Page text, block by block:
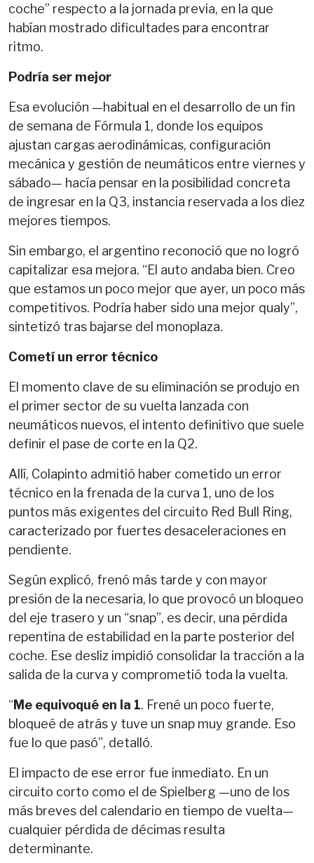
coche” respecto a la jornada previa, en la que
habían mostrado dificultades para encontrar
ritmo.
Podría ser mejor
Esa evolución —habitual en el desarrollo de un fin
de semana de Fórmula 1, donde los equipos
ajustan cargas aerodinámicas, configuración
mecánica y gestión de neumáticos entre viernes y
sábado— hacía pensar en la posibilidad concreta
de ingresar en la Q3, instancia reservada a los diez
mejores tiempos.
Sin embargo, el argentino reconoció que no logró
capitalizar esa mejora. “El auto andaba bien. Creo
que estamos un poco mejor que ayer, un poco más
competitivos. Podría haber sido una mejor qualy”,
sintetizó tras bajarse del monoplaza.
Cometí un error técnico
El momento clave de su eliminación se produjo en
el primer sector de su vuelta lanzada con
neumáticos nuevos, el intento definitivo que suele
definir el pase de corte en la Q2.
Allí, Colapinto admitió haber cometido un error
técnico en la frenada de la curva 1, uno de los
puntos más exigentes del circuito Red Bull Ring,
caracterizado por fuertes desaceleraciones en
pendiente.
Según explicó, frenó más tarde y con mayor
presión de la necesaria, lo que provocó un bloqueo
del eje trasero y un “snap”, es decir, una pérdida
repentina de estabilidad en la parte posterior del
coche. Ese desliz impidió consolidar la tracción a la
salida de la curva y comprometió toda la vuelta.
“Me equivoqué en la 1. Frené un poco fuerte,
bloqueé de atrás y tuve un snap muy grande. Eso
fue lo que pasó”, detalló.
El impacto de ese error fue inmediato. En un
circuito corto como el de Spielberg —uno de los
más breves del calendario en tiempo de vuelta—
cualquier pérdida de décimas resulta
determinante.